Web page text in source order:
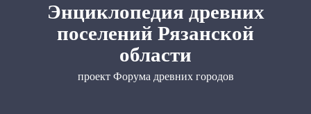
Энциклопедия древних
поселений Рязанской
области
проект Форума древних городов